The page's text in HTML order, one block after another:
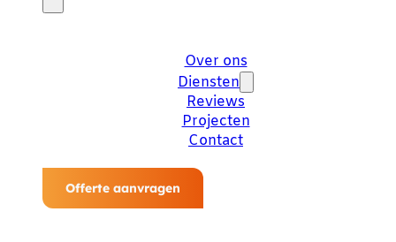
Over ons
Diensten
Reviews
Projecten
Contact
Offerte aanvragen